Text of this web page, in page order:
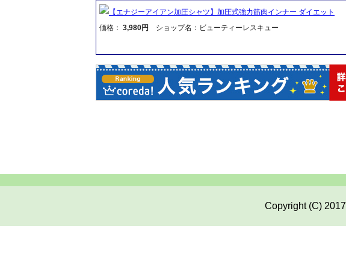
【エナジーアイアン加圧シャツ】加圧式強力筋肉インナー ダイエット
価格： 3,980円 ショップ名：ビューティーレスキュー
Copyright (C) 2017